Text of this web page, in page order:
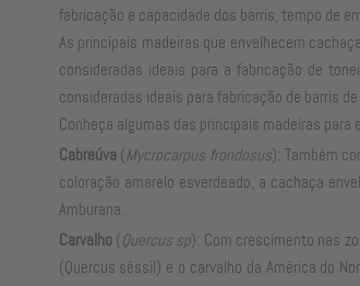
fabricação e capacidade dos barris, tempo de
As principais madeiras que envelhecem
consideradas ideais para a fabricação de
consideradas ideais para fabricação de barris
Conheça algumas das principais madeiras para
Cabreúva (Mycrocarpus frondosus): Também
coloração amarelo esverdeado, a cachaça
Amburana.
Carvalho (Quercus sp): Com crescimento nas
(Quercus séssil) e o carvalho da América do